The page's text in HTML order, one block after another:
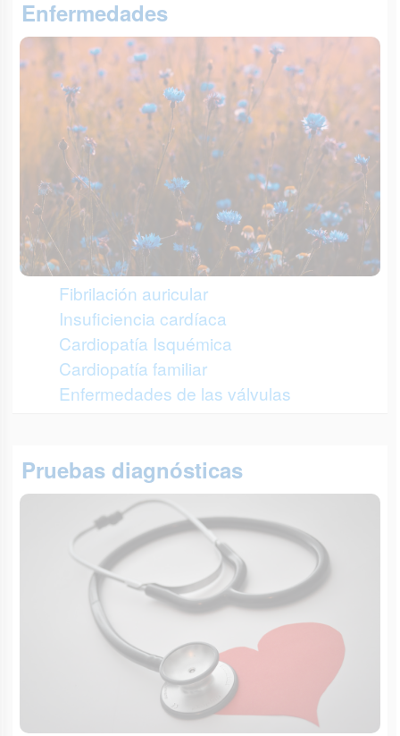
Enfermedades
Fibrilación auricular
Insuficiencia cardíaca
Cardiopatía Isquémica
Cardiopatía familiar
Enfermedades de las válvulas
Pruebas diagnósticas